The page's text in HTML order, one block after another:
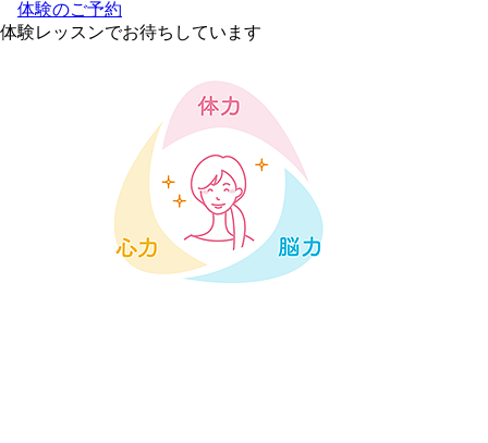
体験のご予約
体験レッスンでお待ちしています